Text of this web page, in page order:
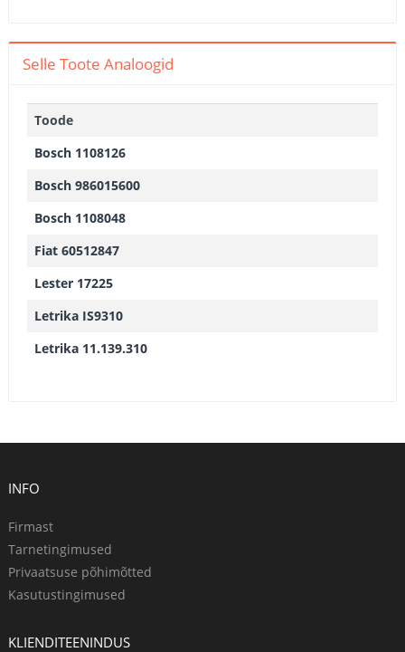
Selle Toote Analoogid
Toode
Bosch 1108126
Bosch 986015600
Bosch 1108048
Fiat 60512847
Lester 17225
Letrika IS9310
Letrika 11.139.310
INFO
Firmast
Tarnetingimused
Privaatsuse põhimõtted
Kasutustingimused
KLIENDITEENINDUS